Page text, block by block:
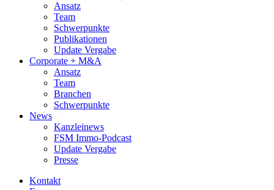
Ansatz
Team
Schwerpunkte
Publikationen
Update Vergabe
Corporate + M&A
Ansatz
Team
Branchen
Schwerpunkte
News
Kanzleinews
FSM Immo-Podcast
Update Vergabe
Presse
Kontakt